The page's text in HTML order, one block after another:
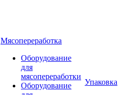
Мясопереработка
Оборудование
для
мясопереработки
Оборудование
Упаковка